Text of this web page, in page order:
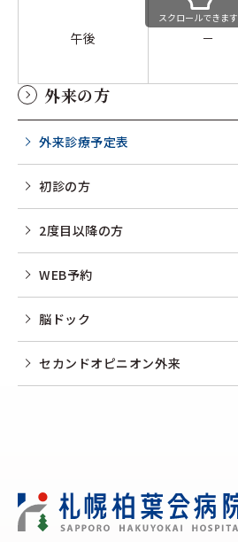
外来の方
外来診療予定表
初診の方
2度目以降の方
WEB予約
脳ドック
セカンドオピニオン外来
午後 －
スクロールできます